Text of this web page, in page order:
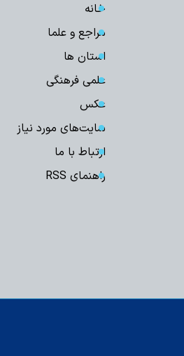
خانه
مراجع و علما
استان ها
علمی فرهنگی
عکس
سایت‌های مورد نیاز
ارتباط با ما
راهنمای RSS